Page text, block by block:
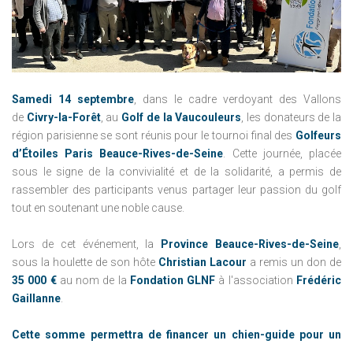
Samedi 14 septembre, dans le cadre verdoyant des Vallons
de Civry-la-Forêt, au Golf de la Vaucouleurs, les donateurs de la
région parisienne se sont réunis pour le tournoi final des Golfeurs
d’Étoiles Paris Beauce-Rives-de-Seine. Cette journée, placée
sous le signe de la convivialité et de la solidarité, a permis de
rassembler des participants venus partager leur passion du golf
tout en soutenant une noble cause.
Lors de cet événement, la Province Beauce-Rives-de-Seine,
sous la houlette de son hôte Christian Lacour a remis un don de
35 000 €au nom de la Fondation GLNF à l'association Frédéric
Gaillanne.
Cette somme permettra de financer un chien-guide pour un